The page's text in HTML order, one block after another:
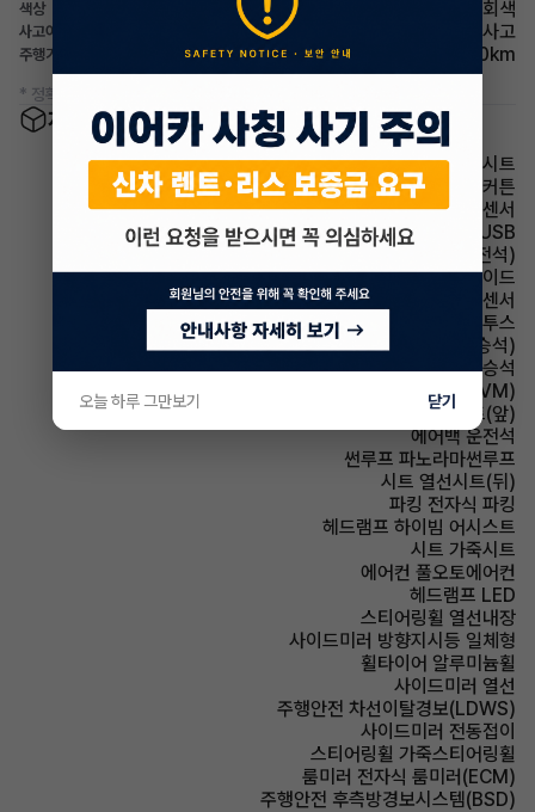
색상 회색
사고이력 사고
주행거리(등록일기준) 12,500km
* 정확한 정보는 판매자와 반드시 확인하시기 바랍니다.
차량 옵션 정보
시트 안마시트
에어백 커튼
주차보조 전방감지센서
유무선단자 USB
시트 통풍시트(운전석)
에어백 사이드
주차보조 후방감지센서
유무선단자 블루투스
시트 통풍시트(동승석)
에어백 동승석
주차보조 어라운드뷰(AVM)
시트 열선시트(앞)
에어백 운전석
썬루프 파노라마썬루프
시트 열선시트(뒤)
파킹 전자식 파킹
헤드램프 하이빔 어시스트
시트 가죽시트
에어컨 풀오토에어컨
헤드램프 LED
스티어링휠 열선내장
사이드미러 방향지시등 일체형
휠타이어 알루미늄휠
사이드미러 열선
주행안전 차선이탈경보(LDWS)
사이드미러 전동접이
스티어링휠 가죽스티어링휠
룸미러 전자식 룸미러(ECM)
주행안전 후측방경보시스템(BSD)
오늘 하루 그만보기 닫기